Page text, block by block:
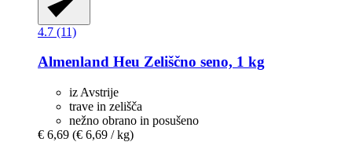
4.7 (11)
Almenland Heu Zeliščno seno, 1 kg
iz Avstrije
trave in zelišča
nežno obrano in posušeno
€ 6,69 (€ 6,69 / kg)